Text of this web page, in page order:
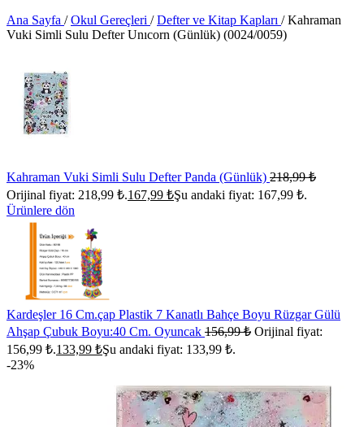
Ana Sayfa / Okul Gereçleri / Defter ve Kitap Kapları / Kahraman
Vuki Simli Sulu Defter Unıcorn (Günlük) (0024/0059)
Kahraman Vuki Simli Sulu Defter Panda (Günlük) 218,99₺
Orijinal fiyat: 218,99 ₺.167,99 ₺Şu andaki fiyat: 167,99 ₺.
Ürünlere dön
Kardeşler 16 Cm.çap Plastik 7 Kanatlı Bahçe Boyu Rüzgar Gülü
Ahşap Çubuk Boyu:40 Cm. Oyuncak 156,99₺ Orijinal fiyat:
156,99 ₺.133,99 ₺Şu andaki fiyat: 133,99 ₺.
-23%